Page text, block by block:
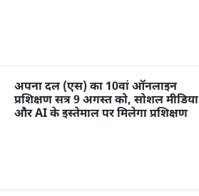
अपना दल (एस) का 10वां ऑनलाइन
प्रशिक्षण सत्र 9 अगस्त को, सोशल मीडिया
और AI के इस्तेमाल पर मिलेगा प्रशिक्षण